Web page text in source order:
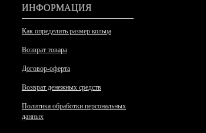
ИНФОРМАЦИЯ
Как определить размер кольца
Возврат товара
Договор-оферта
Возврат денежных средств
Политика обработки персональных
данных